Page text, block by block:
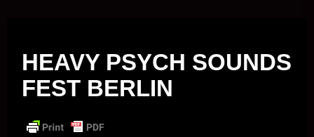
HEAVY PSYCH SOUNDS
FEST BERLIN